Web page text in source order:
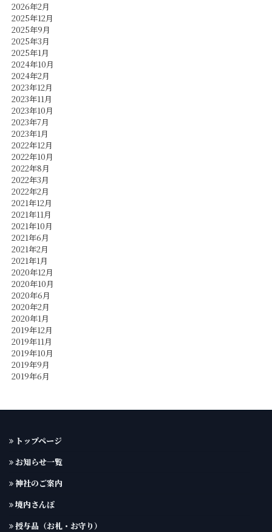
2026年2月
2025年12月
2025年9月
2025年3月
2025年1月
2024年10月
2024年2月
2023年12月
2023年11月
2023年10月
2023年7月
2023年1月
2022年12月
2022年10月
2022年8月
2022年3月
2022年2月
2021年12月
2021年11月
2021年10月
2021年6月
2021年2月
2021年1月
2020年12月
2020年10月
2020年6月
2020年2月
2020年1月
2019年12月
2019年11月
2019年10月
2019年9月
2019年6月
トップページ
お知らせ一覧
神社のご案内
境内さんぽ
授与品（お札・お守り）